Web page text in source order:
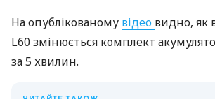
На опублікованому відео видно, як
L60 змінюється комплект
за 5 хвилин.